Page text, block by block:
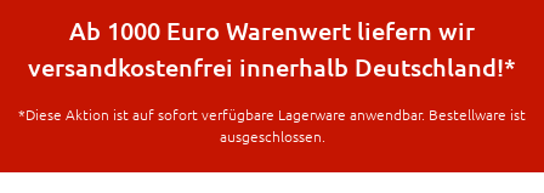
springen
Ab 1000 Euro Warenwert liefern wir
versandkostenfrei innerhalb Deutschland!*
*Diese Aktion ist auf sofort verfügbare Lagerware anwendbar. Bestellware ist
ausgeschlossen.